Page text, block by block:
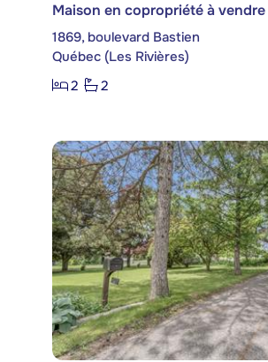
Maison en copropriété à vendre
1869, boulevard Bastien
Québec (Les Rivières)
2
2